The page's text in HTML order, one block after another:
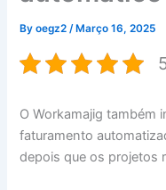
Byoegz2/ Março 16, 2025
O Workamajig também
faturamento
depois que os projetos